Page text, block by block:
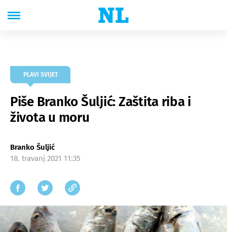
PLAVI SVIJET
Piše Branko Šuljić: Zaštita riba i
života u moru
Branko Šuljić
18. travanj 2021 11:35